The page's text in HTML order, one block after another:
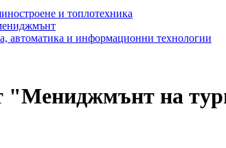
и топлотехника
автоматика и информационни технологии
"Мениджмънт на